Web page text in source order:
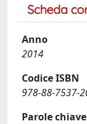
Scheda
Anno
2014
Codice ISBN
978-88-7537-
Parole chiave